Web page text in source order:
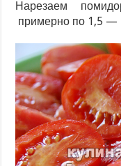
Нарезаем
примерно по 1,5 —